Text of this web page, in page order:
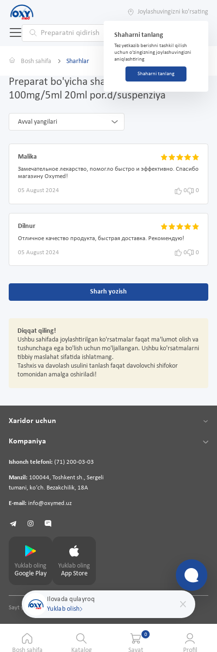
Joylashuvingizni ko'rsating
Shaharni tanlang
Tez yetkazib berishni tashkil qilish
uchun o'zingizning joylashuvingizni
aniqlashtiring
Shaharni tanlang
Bosh sahifa Sharhlar
Preparat bo'yicha sharhlar Zitmak 100
100mg/5ml 20ml por.d/suspenziya
Avval yangilari
Malika
Замечательное лекарство, помогло быстро и эффективно. Спасибо
магазину Oxymed!
05 August 2024 0 0
Dilnur
Отличное качество продукта, быстрая доставка. Рекомендую!
05 August 2024 0 0
Sharh yozish
Diqqat qiling!
Ushbu sahifada joylashtirilgan ko'rsatmalar faqat ma'lumot olish va
tushunchaga ega bo'lish uchun mo'ljallangan. Ushbu ko'rsatmalarni
tibbiy maslahat sifatida ishlatmang.
Tashxis va davolash usulini tanlash faqat davolovchi shifokor
tomonidan amalga oshiriladi!
Ilovada qulayroq
Yuklab olish
Ishonch telefoni: (71) 200-03-03
Manzil: 100044, Toshkent sh., Sergeli
tumani, koʻch. Bezakchilik, 18A
E-mail: info@oxymed.uz
Xaridor uchun
Kompaniya
Yuklab oling
Google Play
Yuklab oling
App Store
Sayt yaratuvchipharmit.uz
Bosh sahifa Katalog
0
Savat Profil